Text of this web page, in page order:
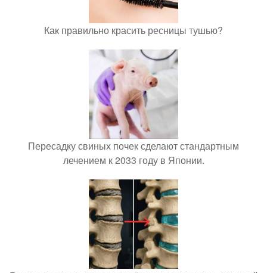
Как правильно красить ресницы тушью?
Пересадку свиных почек сделают стандартным
лечением к 2033 году в Японии.